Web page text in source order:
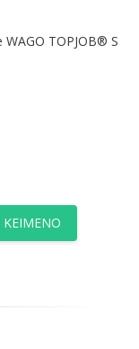
WAGO TOPJOB® S